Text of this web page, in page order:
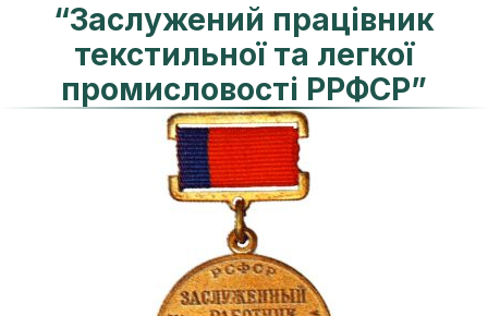
“Заслужений працівник
текстильної та легкої
промисловості РРФСР”